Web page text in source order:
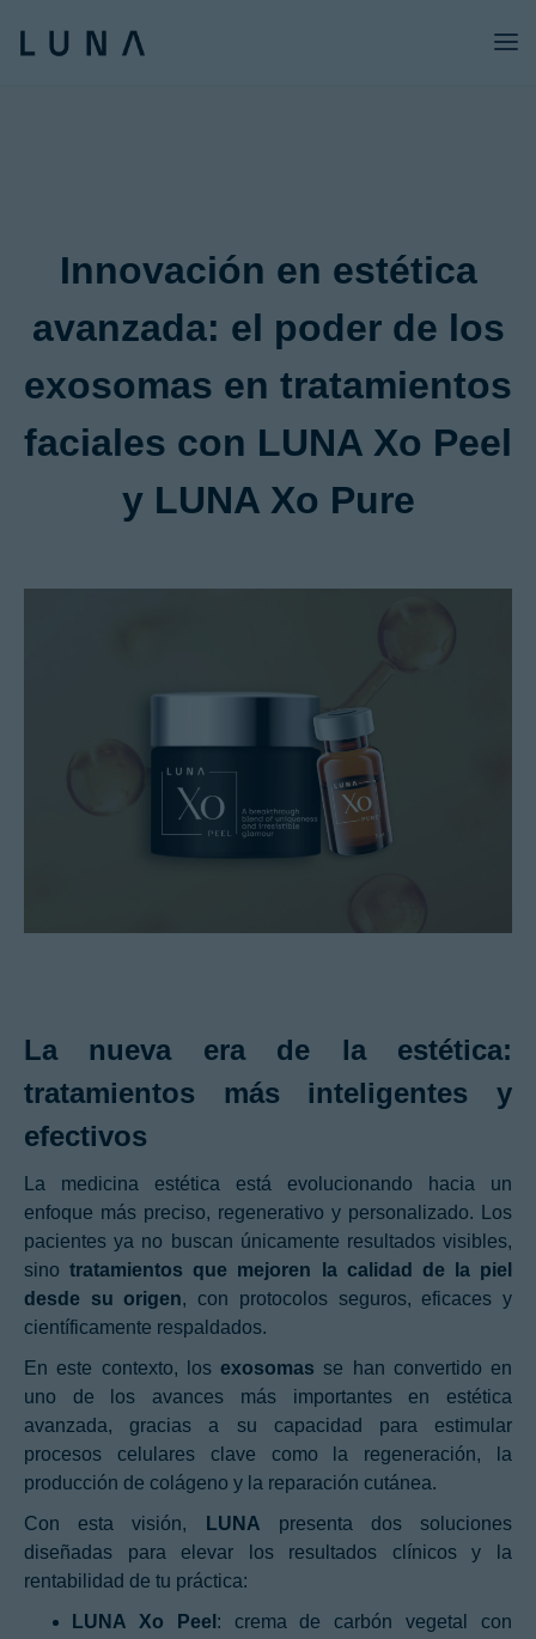
Sobre nosotros
Blog
Recursos
Innovación en estética
avanzada: el poder de los
exosomas en tratamientos
faciales con LUNA Xo Peel
y LUNA Xo Pure
La nueva era de la estética:
tratamientos más inteligentes y
efectivos
La medicina estética está evolucionando hacia un
enfoque más preciso, regenerativo y personalizado. Los
pacientes ya no buscan únicamente resultados visibles,
sinotratamientos que mejoren la calidad de la piel
desde su origen, con protocolos seguros, eficaces y
científicamente respaldados.
En este contexto, los exosomas se han convertido en
uno de los avances más importantes en estética
avanzada, gracias a su capacidad para estimular
procesos celulares clave como la regeneración, la
producción de colágeno y la reparación cutánea.
Con esta visión,
LUNA presenta dos soluciones
diseñadas para elevar los resultados clínicos y la
rentabilidad de tu práctica:
LUNA Xo Peel : crema de carbón vegetal con